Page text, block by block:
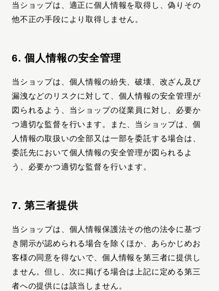
当ショップは、適正に個人情報を取得し、偽りその
他不正の手段により取得しません。
6. 個人情報の安全管理
当ショップは、個人情報の紛失、破壊、改ざん及び
漏洩などのリスクに対して、個人情報の安全管理が
図られるよう、当ショップの従業員に対し、必要か
つ適切な監督を行います。また、当ショップは、個
人情報の取扱いの全部又は一部を委託する場合は、
委託先において個人情報の安全管理が図られるよ
う、必要かつ適切な監督を行います。
7. 第三者提供
当ショップは、個人情報保護法その他の法令に基づ
き開示が認められる場合を除くほか、あらかじめお
客様の同意を得ないで、個人情報を第三者に提供し
ません。但し、次に掲げる場合は上記に定める第三
者への提供には該当しません。